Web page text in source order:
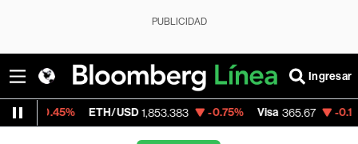
PUBLICIDAD
Ingresar
ETH/USD 1,853.383 -0.75% Visa 365.67 -0.13%